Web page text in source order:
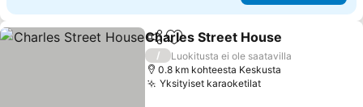
Jaa Lisää suosikkeihin
Charles Street House
/
Luokitusta ei ole saatavilla
0.8 km kohteesta Keskusta
Yksityiset karaoketilat